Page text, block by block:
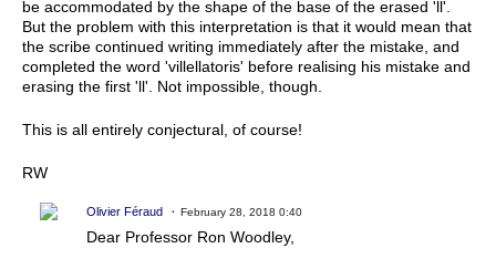
be accommodated by the shape of the base of the erased 'll'.
But the problem with this interpretation is that it would mean that
the scribe continued writing immediately after the mistake, and
completed the word 'villellatoris' before realising his mistake and
erasing the first 'll'. Not impossible, though.
This is all entirely conjectural, of course!
RW
Olivier Féraud February 28, 2018 0:40
Dear Professor Ron Woodley,